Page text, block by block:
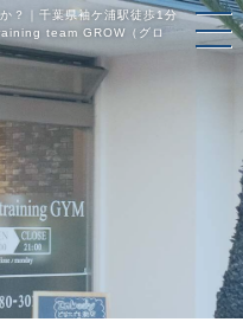
？｜千葉県袖ケ浦駅徒歩1分
team GROW（グロ